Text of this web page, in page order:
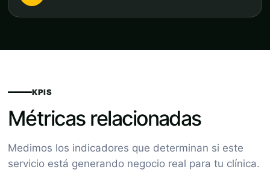
KPIS
Métricas relacionadas
Medimos los indicadores que determinan si este
servicio está generando negocio real para tu clínica.